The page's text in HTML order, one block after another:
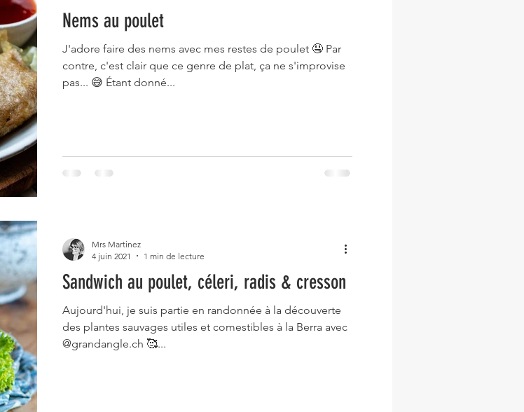
Articles Nems au poulet
J'adore faire des nems avec mes restes de poulet 🤤 Par
contre, c'est clair que ce genre de plat, ça ne s'improvise
pas... 😅 Étant donné...
Sandwich au poulet, céleri, radis & cresson
Aujourd'hui, je suis partie en randonnée à la découverte
des plantes sauvages utiles et comestibles à la Berra avec
@grandangle.ch 🥰...
Mrs Martinez
4 juin 2021
1 min de lecture